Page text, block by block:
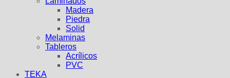
Madera
Piedra
Solid
Melaminas
Tableros
Acrílicos
PVC
TEKA